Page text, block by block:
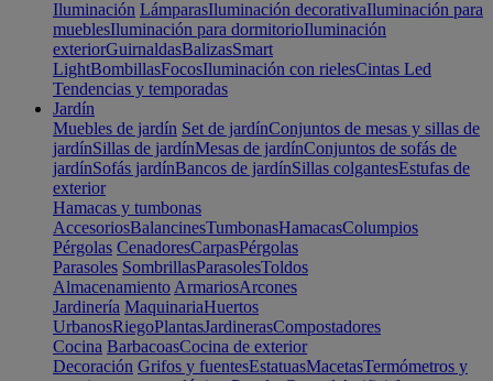
Iluminación LámparasIluminación decorativaIluminación para
mueblesIluminación para dormitorioIluminación
exteriorGuirnaldasBalizasSmart
LightBombillasFocosIluminación con rielesCintas Led
Tendencias y temporadas
Jardín
Muebles de jardín Set de jardínConjuntos de mesas y sillas de
jardínSillas de jardínMesas de jardínConjuntos de sofás de
jardínSofás jardínBancos de jardínSillas colgantesEstufas de
exterior
Hamacas y tumbonas
AccesoriosBalancinesTumbonasHamacasColumpios
Pérgolas CenadoresCarpasPérgolas
Parasoles SombrillasParasolesToldos
Almacenamiento ArmariosArcones
Jardinería MaquinariaHuertos
UrbanosRiegoPlantasJardinerasCompostadores
Cocina BarbacoasCocina de exterior
Decoración Grifos y fuentesEstatuasMacetasTermómetros y